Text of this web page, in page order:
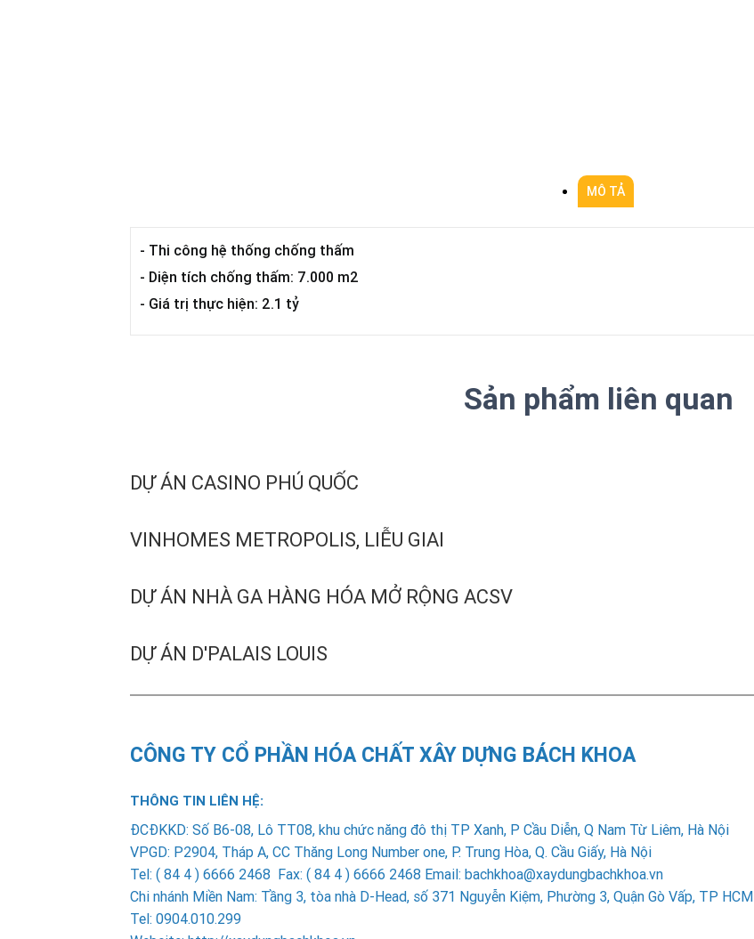
MÔ TẢ
- Thi công hệ thống chống thấm
- Diện tích chống thấm: 7.000 m2
- Giá trị thực hiện: 2.1 tỷ
Sản phẩm liên quan
DỰ ÁN CASINO PHÚ QUỐC
VINHOMES METROPOLIS, LIỄU GIAI
DỰ ÁN NHÀ GA HÀNG HÓA MỞ RỘNG ACSV
DỰ ÁN D'PALAIS LOUIS
CÔNG TY CỔ PHẦN HÓA CHẤT XÂY DỰNG BÁCH KHOA
THÔNG TIN LIÊN HỆ:
ÐCÐKKD: Số B6-08, Lô TT08, khu chức năng đô thị TP Xanh, P Cầu Diễn, Q Nam Từ Liêm, Hà Nội
VPGD: P2904, Tháp A, CC Thăng Long Number one, P. Trung Hòa, Q. Cầu Giấy, Hà Nội
Tel: ( 84 4 ) 6666 2468 Fax: ( 84 4 ) 6666 2468 Email: bachkhoa@xaydungbachkhoa.vn
Chi nhánh Miền Nam: Tầng 3, tòa nhà D-Head, số 371 Nguyễn Kiệm, Phường 3, Quận Gò Vấp, TP HCM
Tel: 0904.010.299